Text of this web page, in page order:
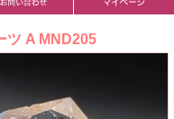
ツ A MND205